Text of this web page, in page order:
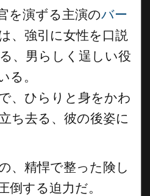
を演ずる主演のバー
、強引に女性を口説
、男らしく逞しい役
る。
、ひらりと身をかわ
ち去る、彼の後姿に
、精悍で整った険し
倒する迫力だ。